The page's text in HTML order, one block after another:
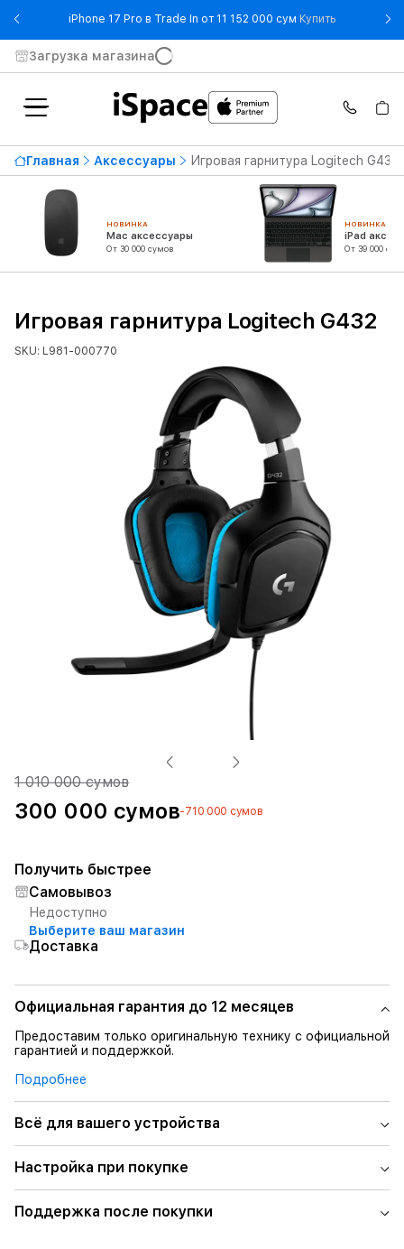
iPhone 17 Pro в Trade In от 11 152 000 сум Купить- iPhone 17
Загрузка магазина
Главная Аксессуары Игровая гарнитура Logitech G432
НОВИНКА
Mac аксессуары
От 30 000 сумов
НОВИНКА
iPad
От 39 000
Игровая гарнитура Logitech G432
SKU: L981-000770
1 010 000 сумов
300 000 сумов-710 000 сумов
Получить быстрее
Самовывоз
Недоступно
Выберите ваш магазин
Доставка
Официальная гарантия до 12 месяцев
Предоставим только оригинальную технику с официальной
гарантией и поддержкой.
Подробнее
Всё для вашего устройства
Настройка при покупке
Поддержка после покупки